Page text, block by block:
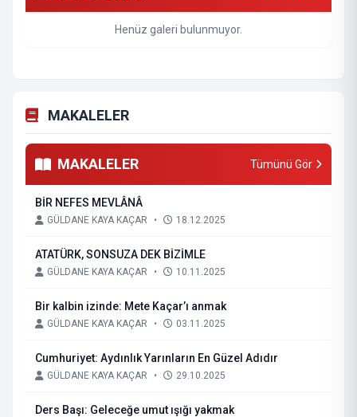
Henüz galeri bulunmuyor.
MAKALELER
MAKALELER Tümünü Gör
BİR NEFES MEVLÂNÂ
GÜLDANE KAYA KAÇAR • 18.12.2025
ATATÜRK, SONSUZA DEK BİZİMLE
GÜLDANE KAYA KAÇAR • 10.11.2025
Bir kalbin izinde: Mete Kaçar’ı anmak
GÜLDANE KAYA KAÇAR • 03.11.2025
Cumhuriyet: Aydınlık Yarınların En Güzel Adıdır
GÜLDANE KAYA KAÇAR • 29.10.2025
Ders Başı: Geleceğe umut ışığı yakmak